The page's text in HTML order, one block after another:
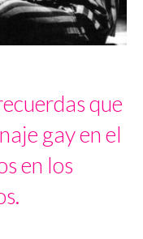
que
gay en el
en los